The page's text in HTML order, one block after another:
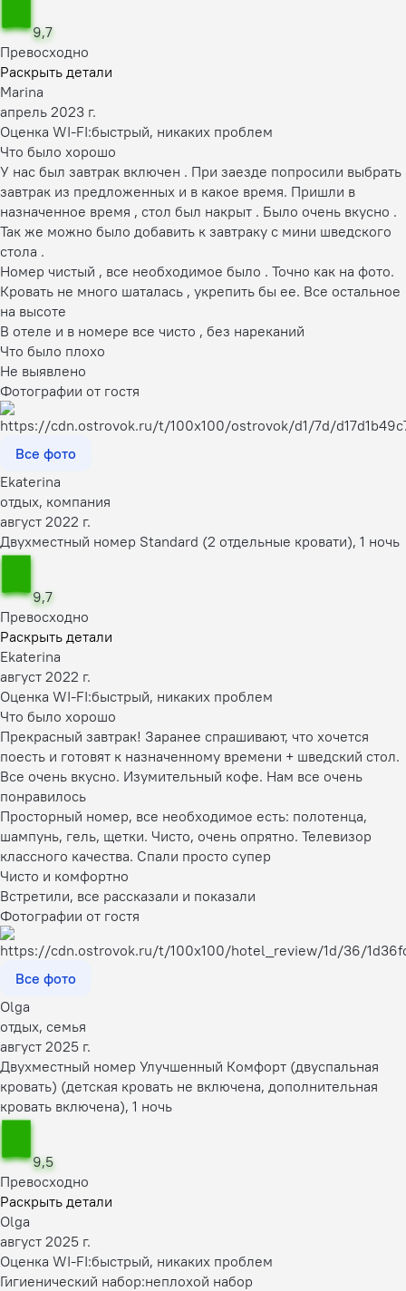
9,7
Превосходно
Раскрыть детали
Marina
апрель 2023 г.
Оценка WI-FI:быстрый, никаких проблем
Что было хорошо
У нас был завтрак включен . При заезде попросили выбрать
завтрак из предложенных и в какое время. Пришли в
назначенное время , стол был накрыт . Было очень вкусно .
Так же можно было добавить к завтраку с мини шведского
стола .
Номер чистый , все необходимое было . Точно как на фото.
Кровать не много шаталась , укрепить бы ее. Все остальное
на высоте
В отеле и в номере все чисто , без нареканий
Что было плохо
Не выявлено
Фотографии от гостя
Все фото
Ekaterina
отдых, компания
август 2022 г.
Двухместный номер Standard (2 отдельные кровати), 1 ночь
9,7
Превосходно
Раскрыть детали
Ekaterina
август 2022 г.
Оценка WI-FI:быстрый, никаких проблем
Что было хорошо
Прекрасный завтрак! Заранее спрашивают, что хочется
поесть и готовят к назначенному времени + шведский стол.
Все очень вкусно. Изумительный кофе. Нам все очень
понравилось
Просторный номер, все необходимое есть: полотенца,
шампунь, гель, щетки. Чисто, очень опрятно. Телевизор
классного качества. Спали просто супер
Чисто и комфортно
Встретили, все рассказали и показали
Фотографии от гостя
Все фото
Olga
отдых, семья
август 2025 г.
Двухместный номер Улучшенный Комфорт (двуспальная
кровать) (детская кровать не включена, дополнительная
кровать включена), 1 ночь
9,5
Превосходно
Раскрыть детали
Olga
август 2025 г.
Оценка WI-FI:быстрый, никаких проблем
Гигиенический набор:неплохой набор